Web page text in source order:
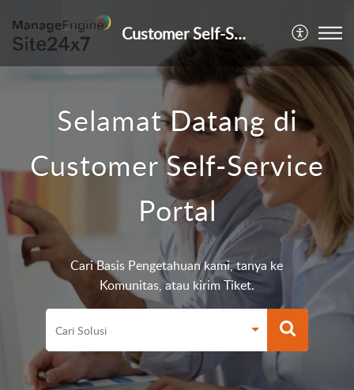
Customer Self-Service Portal
Selamat Datang di
Customer Self-Service
Portal
Cari Basis Pengetahuan kami, tanya ke
Komunitas, atau kirim Tiket.